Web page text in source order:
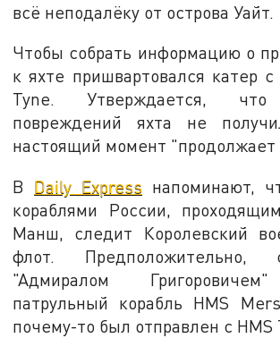
всё неподалёку от острова Уайт.
Чтобы собрать информацию о
к яхте пришвартовался катер с
Tyne. Утверждается, что
повреждений яхта не
настоящий момент "продолжает
В Daily Express напоминают,
кораблями России,
Манш, следит Королевский
флот. Предположительно,
"Адмиралом
патрульный корабль HMS
почему-то был отправлен с HMS